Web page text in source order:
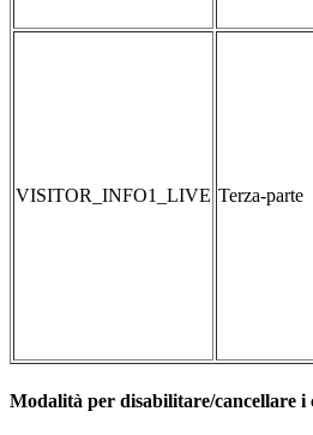
VISITOR_INFO1_LIVE Terza-parte
Modalità per disabilitare/cancellare i